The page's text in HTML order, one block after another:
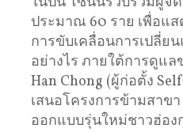
ประมาณ 60 ราย เพื่อแ
การขับเคลื่อนการเปลี่ย
อย่างไร ภายใต้การดูแ
Han Chong (ผู้ก่อตั้ง
เสนอโครงการข้ามสาข
ออกแบบรุ่นใหม่ชาวฮ่อง